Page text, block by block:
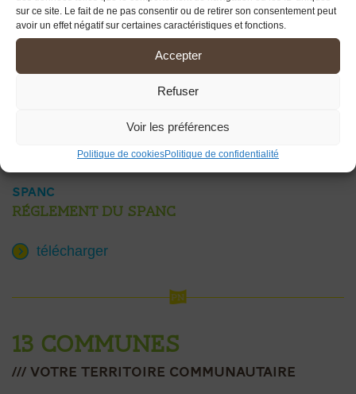
sur ce site. Le fait de ne pas consentir ou de retirer son consentement peut
avoir un effet négatif sur certaines caractéristiques et fonctions.
Accepter
Refuser
Voir les préférences
Politique de cookiesPolitique de confidentialité
SPANC
Réglement du SPANC
télécharger
13 communes
/// votre Territoire communautaire